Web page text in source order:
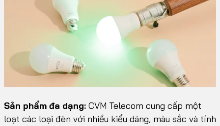
Sản phẩm đa dạng: CVM Telecom cung cấp một
loạt các loại đèn với nhiều kiểu dáng, màu sắc và tính